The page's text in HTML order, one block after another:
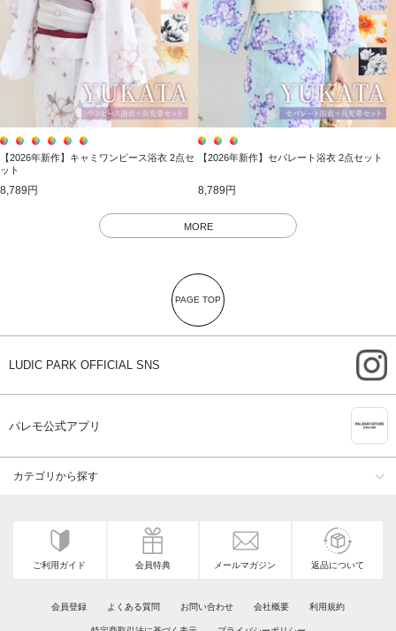
【2026年新作】キャミワンピース浴衣 2点セ
ット
8,789円
【2026年新作】セパレート浴衣 2点セット
8,789円
MORE
PAGE TOP
LUDIC PARK OFFICIAL SNS
パレモ公式アプリ
カテゴリから探す
ご利用ガイド 会員特典 メールマガジン 返品について
会員登録 よくある質問 お問い合わせ 会社概要 利用規約